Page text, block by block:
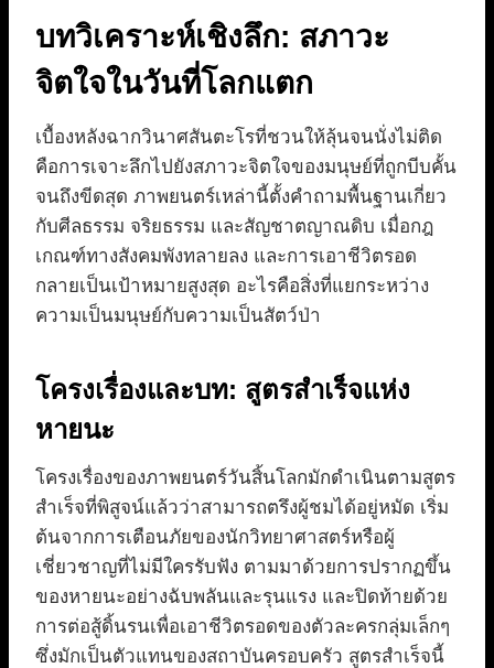
บทวิเคราะห์เชิงลึก: สภาวะ
จิตใจในวันที่โลกแตก
เบื้องหลังฉากวินาศสันตะโรที่ชวนให้ลุ้นจนนั่งไม่ติด
คือการเจาะลึกไปยังสภาวะจิตใจของมนุษย์ที่ถูกบีบคั้น
จนถึงขีดสุด ภาพยนตร์เหล่านี้ตั้งคำถามพื้นฐานเกี่ยว
กับศีลธรรม จริยธรรม และสัญชาตญาณดิบ เมื่อกฎ
เกณฑ์ทางสังคมพังทลายลง และการเอาชีวิตรอด
กลายเป็นเป้าหมายสูงสุด อะไรคือสิ่งที่แยกระหว่าง
ความเป็นมนุษย์กับความเป็นสัตว์ป่า
โครงเรื่องและบท: สูตรสำเร็จแห่ง
หายนะ
โครงเรื่องของภาพยนตร์วันสิ้นโลกมักดำเนินตามสูตร
สำเร็จที่พิสูจน์แล้วว่าสามารถตรึงผู้ชมได้อยู่หมัด เริ่ม
ต้นจากการเตือนภัยของนักวิทยาศาสตร์หรือผู้
เชี่ยวชาญที่ไม่มีใครรับฟัง ตามมาด้วยการปรากฏขึ้น
ของหายนะอย่างฉับพลันและรุนแรง และปิดท้ายด้วย
การต่อสู้ดิ้นรนเพื่อเอาชีวิตรอดของตัวละครกลุ่มเล็กๆ
ซึ่งมักเป็นตัวแทนของสถาบันครอบครัว สูตรสำเร็จนี้